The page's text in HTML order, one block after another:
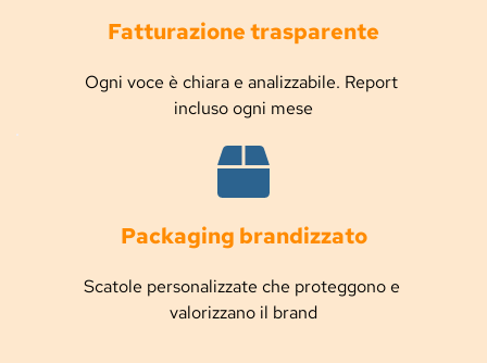
Fatturazione trasparente
Ogni voce è chiara e analizzabile. Report
incluso ogni mese
Packaging brandizzato
Scatole personalizzate che proteggono e
valorizzano il brand